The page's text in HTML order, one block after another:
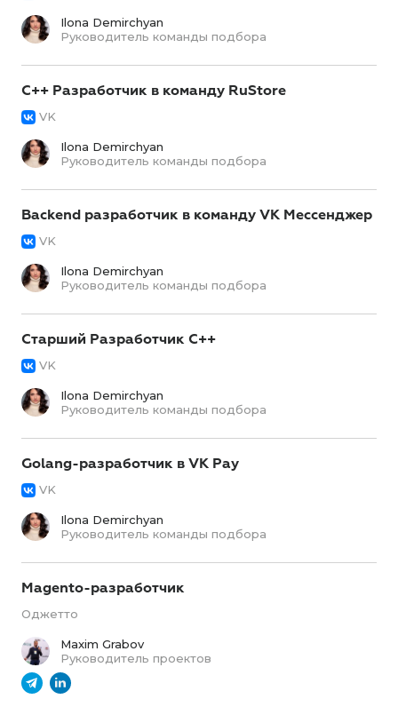
Ilona Demirchyan
Руководитель команды подбора
С++ Разработчик в команду RuStore
VK
Ilona Demirchyan
Руководитель команды подбора
Backend разработчик в команду VK Мессенджер
VK
Ilona Demirchyan
Руководитель команды подбора
Старший Разработчик C++
VK
Ilona Demirchyan
Руководитель команды подбора
Golang-разработчик в VK Pay
VK
Ilona Demirchyan
Руководитель команды подбора
Magento-разработчик
Оджетто
Maxim Grabov
Руководитель проектов